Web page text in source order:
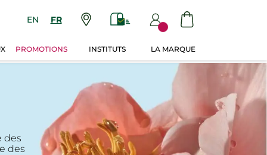
EN FR
PROMOTIONS INSTITUTS LA MARQUE
des
des